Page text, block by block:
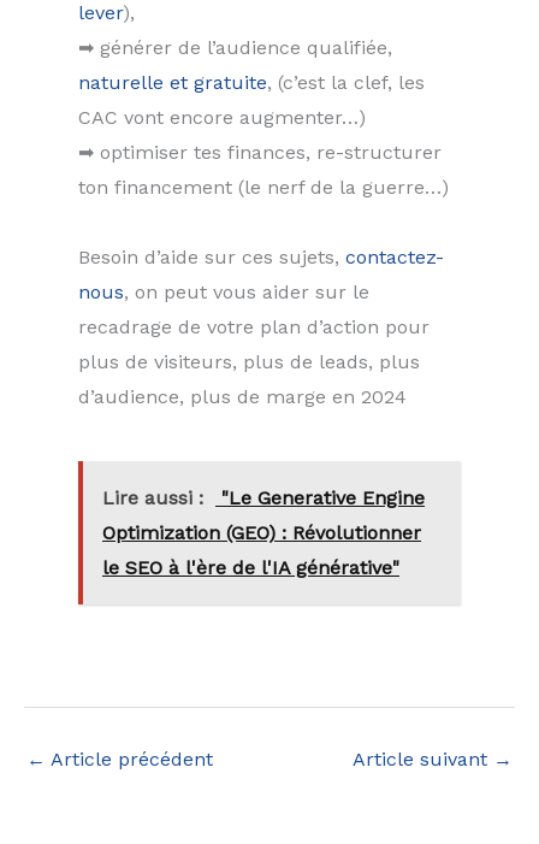
lever),
➡ générer de l’audience qualifiée,
naturelle et gratuite, (c’est la clef, les
CAC vont encore augmenter…)
➡ optimiser tes finances, re-structurer
ton financement (le nerf de la guerre…)
Besoin d’aide sur ces sujets, contactez-
nous, on peut vous aider sur le
recadrage de votre plan d’action pour
plus de visiteurs, plus de leads, plus
d’audience, plus de marge en 2024
Lire aussi :
"Le Generative Engine
Optimization (GEO) : Révolutionner
le SEO à l'ère de l'IA générative"
← Article précédent Article suivant →